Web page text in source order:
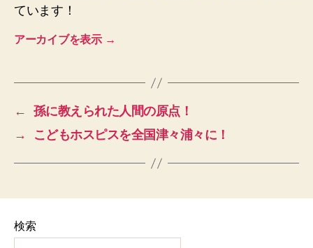
ています！
アーカイブを表示 →
←
孫に教えられた人間の原点！
→
こどもホスピスを全国津々浦々に！
検索